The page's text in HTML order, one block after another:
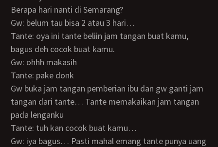
Berapa hari nanti di Semarang?
Gw: belum tau bisa 2 atau 3 hari…
Tante: oya ini tante beliin jam tangan buat kamu,
bagus deh cocok buat kamu.
Gw: ohhh makasih
Tante: pake donk
Gw buka jam tangan pemberian ibu dan gw ganti jam
tangan dari tante… Tante memakaikan jam tangan
pada lenganku
Tante: tuh kan cocok buat kamu…
Gw: iya bagus… Pasti mahal emang tante punya uang